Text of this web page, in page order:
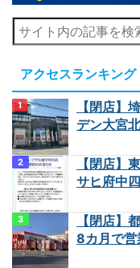
アクセスランキング
【閉店】
デン大宮
【閉店】
サヒ府中
【閉店】
8カ月で